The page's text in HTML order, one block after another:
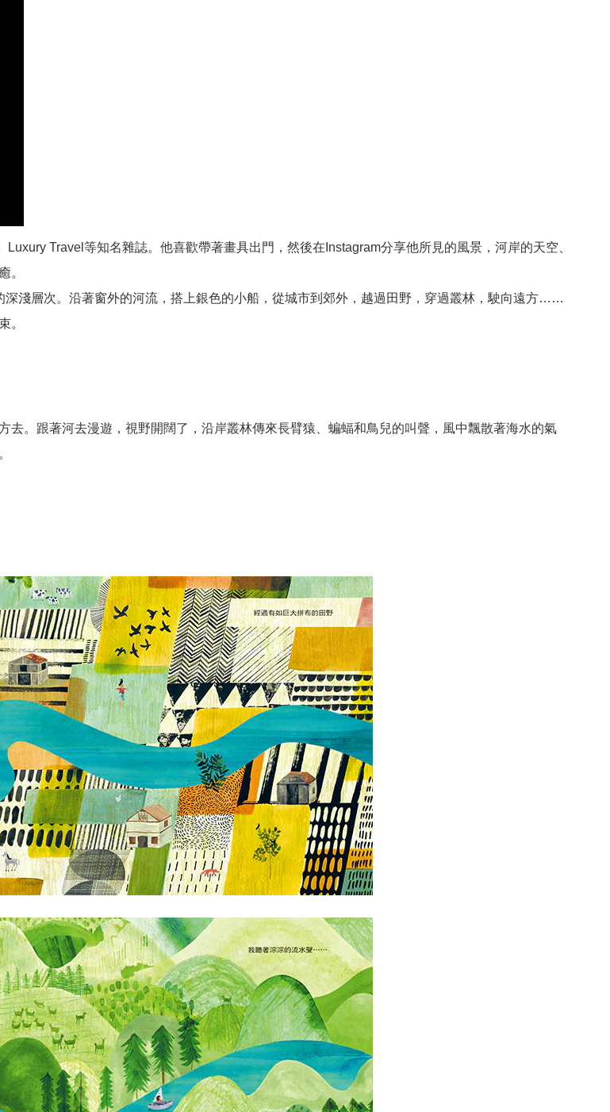
Travel等知名雜誌。他喜歡帶著畫具出門，然後在Instagram分享他所見的風景，河岸的天空、
。
深淺層次。沿著窗外的河流，搭上銀色的小船，從城市到郊外，越過田野，穿過叢林，駛向遠方……
。
。跟著河去漫遊，視野開闊了，沿岸叢林傳來長臂猿、蝙蝠和鳥兒的叫聲，風中飄散著海水的氣